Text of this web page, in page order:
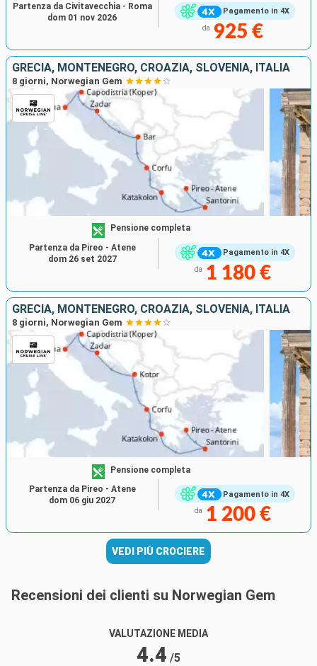
Pagamento in 4X
da 925 €
Partenza da Civitavecchia - Roma
dom 01 nov 2026
GRECIA, MONTENEGRO, CROAZIA, SLOVENIA, ITALIA
8 giorni, Norwegian Gem
Pagamento in 4X
Pensione completa
da 1 180 €
Partenza da Pireo - Atene
dom 26 set 2027
GRECIA, MONTENEGRO, CROAZIA, SLOVENIA, ITALIA
8 giorni, Norwegian Gem
Pagamento in 4X
Pensione completa
da 1 200 €
Partenza da Pireo - Atene
dom 06 giu 2027
VEDI PIÙ CROCIERE
Recensioni dei clienti su Norwegian Gem
VALUTAZIONE MEDIA
4.4 /5